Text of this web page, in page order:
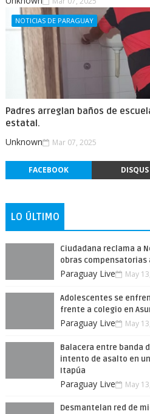
NOTICIAS DE PARAGUAY
Padres arreglan baños de
estatal.
Unknown Mar 07, 2025
FACEBOOK DISQUS
LO ÚLTIMO
Ciudadana reclama a
obras compensatorias
Paraguay Live May
Adolescentes se
frente a colegio en
Paraguay Live May
Balacera entre banda
intento de asalto en
Itapúa
Paraguay Live May
Desmantelan red de